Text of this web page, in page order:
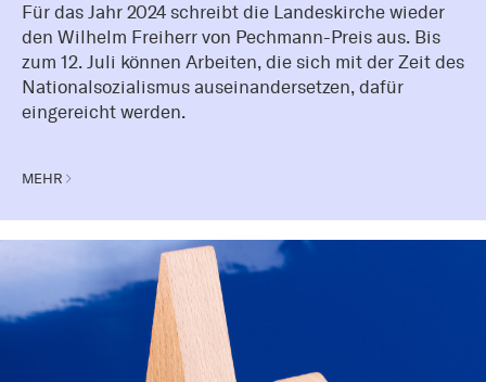
Für das Jahr 2024 schreibt die Landeskirche wieder
den Wilhelm Freiherr von Pechmann-Preis aus. Bis
zum 12. Juli können Arbeiten, die sich mit der Zeit des
Nationalsozialismus auseinandersetzen, dafür
eingereicht werden.
MEHR